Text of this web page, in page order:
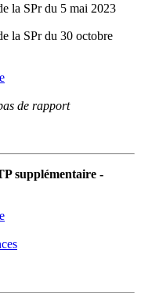
la SPr du 5 mai 2023
la SPr du 30 octobre
de rapport
supplémentaire -